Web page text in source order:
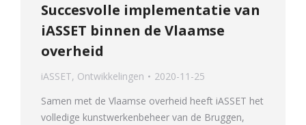
Succesvolle implementatie van
iASSET binnen de Vlaamse
overheid
iASSET, Ontwikkelingen
2020-11-25
Samen met de Vlaamse overheid heeft iASSET het
volledige kunstwerkenbeheer van de Bruggen,